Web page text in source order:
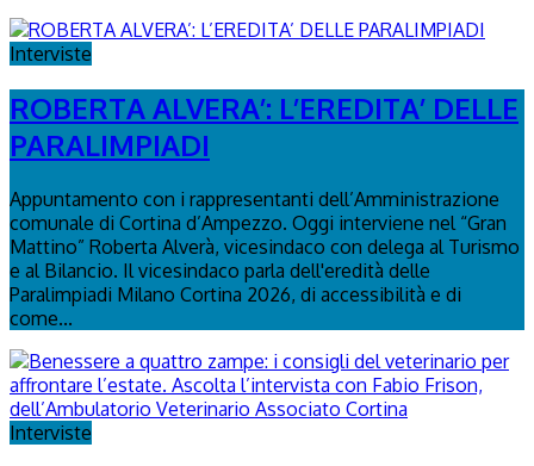
Interviste
ROBERTA ALVERA’: L’EREDITA’ DELLE
PARALIMPIADI
Appuntamento con i rappresentanti dell’Amministrazione
comunale di Cortina d’Ampezzo. Oggi interviene nel “Gran
Mattino” Roberta Alverà, vicesindaco con delega al Turismo
e al Bilancio. Il vicesindaco parla dell'eredità delle
Paralimpiadi Milano Cortina 2026, di accessibilità e di
come...
Interviste